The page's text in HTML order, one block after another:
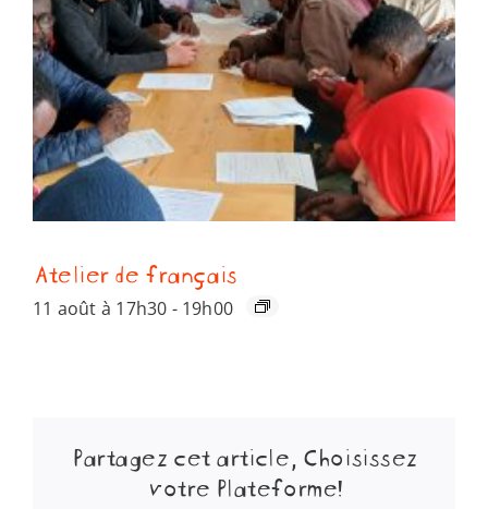
Atelier de français
11 août à 17h30 - 19h00
Partagez cet article, Choisissez
votre Plateforme!